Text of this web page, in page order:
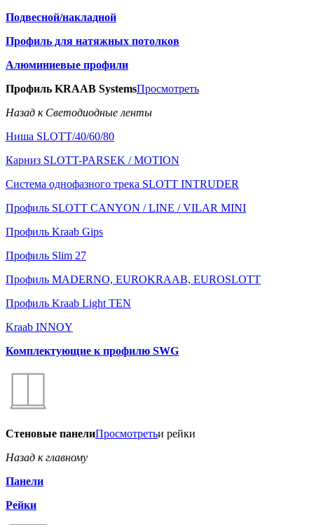
Подвесной/накладной
Профиль для натяжных потолков
Алюминиевые профили
Профиль KRAAB SystemsПросмотреть
Назад к Светодиодные ленты
Ниша SLOTT/40/60/80
Карниз SLOTT-PARSEK / MOTION
Система однофазного трека SLOTT INTRUDER
Профиль SLOTT CANYON / LINE / VILAR MINI
Профиль Kraab Gips
Профиль Slim 27
Профиль MADERNO, EUROKRAAB, EUROSLOTT
Профиль Kraab Light TEN
Kraab INNOY
Комплектующие к профилю SWG
Стеновые панелиПросмотретьи рейки
Назад к главному
Панели
Рейки